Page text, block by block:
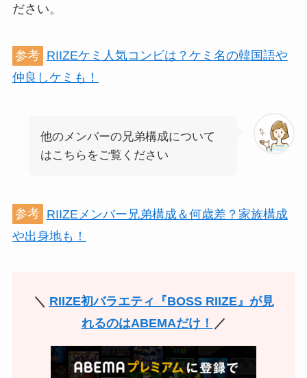
ださい。
参考 RIIZEケミ人気コンビは？ケミ名の韓国語や
仲良しケミも！
他のメンバーの兄弟構成について
はこちらをご覧ください
参考 RIIZEメンバー兄弟構成＆何歳差？家族構成
や出身地も！
＼ RIIZE初バラエティ『BOSS RIIZE』が見
れるのはABEMAだけ！ ／